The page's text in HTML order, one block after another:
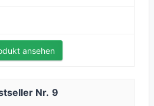
ansehen
9